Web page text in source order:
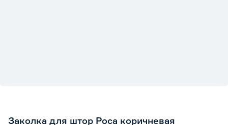
Заколка для штор Роса коричневая